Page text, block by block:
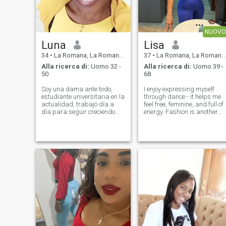
Luna
34 • La Romana, La Romana, Rep. Dominicana
Alla ricerca di: Uomo 32 -
50
Soy una dama ante todo,
estudiante universitaria en la
actualidad, trabajo día a
día para seguir creciendo
innegociables, no estoy aquí
para negocios ni nada
parecido. tengo
NUOVO
Lisa
37 • La Romana, La Romana, Rep. Dominicana
Alla ricerca di: Uomo 39 -
68
I enjoy expressing myself
through dance - it helps me
feel free, feminine, and full of
energy. Fashion is another
outfits. Photography inspires
me too, because I like cap